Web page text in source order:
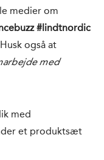
medier om
#lindtnordic
også at
med
med
et produktsæt